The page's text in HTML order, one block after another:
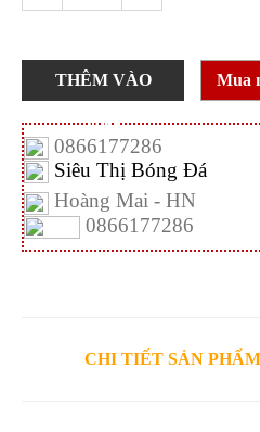
THÊM VÀO
GIỎ
Mua
0866177286
Siêu Thị Bóng Đá
Hoàng Mai - HN
0866177286
CHI TIẾT SẢN PHẨM